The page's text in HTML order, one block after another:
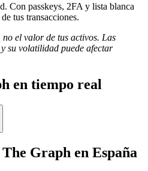
Con passkeys, 2FA y lista blanca
tus transacciones.
el valor de tus activos. Las
su volatilidad puede afectar
en tiempo real
Graph en España